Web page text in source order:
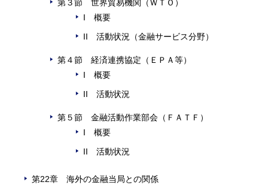
第３節 世界貿易機関（ＷＴＯ）
I 概要
II 活動状況（金融サービス分野）
第４節 経済連携協定（ＥＰＡ等）
I 概要
II 活動状況
第５節 金融活動作業部会（ＦＡＴＦ）
I 概要
II 活動状況
第22章 海外の金融当局との関係